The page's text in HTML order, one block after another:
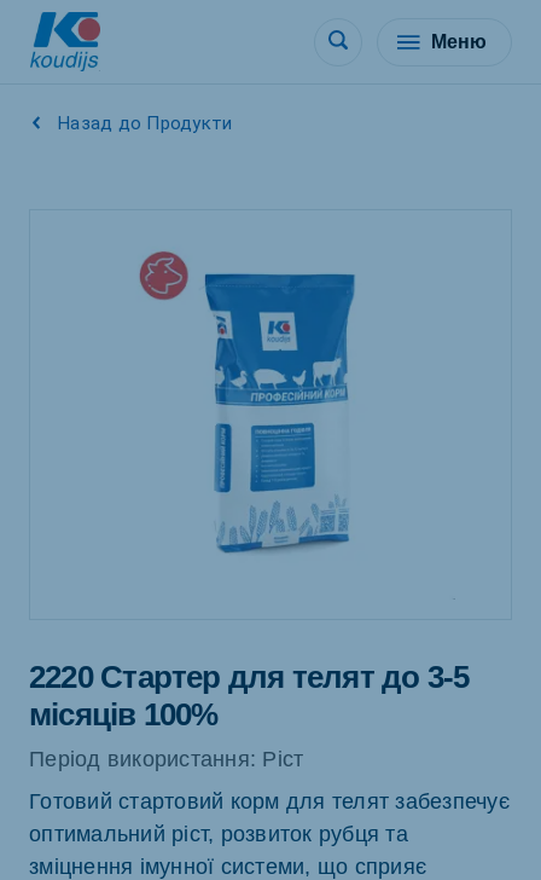
Меню
Назад до Продукти
2220 Стартер для телят до 3-5
місяців 100%
Період використання: Ріст
Готовий стартовий корм для телят забезпечує
оптимальний ріст, розвиток рубця та
зміцнення імунної системи, що сприяє